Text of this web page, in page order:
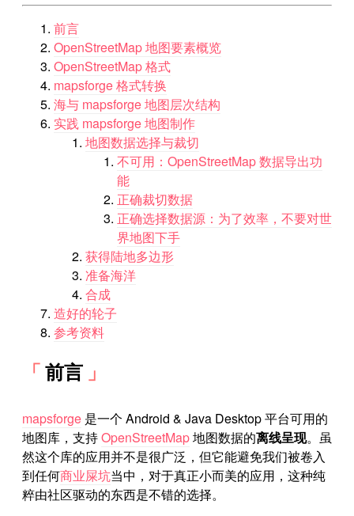
前言
OpenStreetMap 地图要素概览
OpenStreetMap 格式
mapsforge 格式转换
海与 mapsforge 地图层次结构
实践 mapsforge 地图制作
地图数据选择与裁切
不可用：OpenStreetMap 数据导出功
能
正确裁切数据
正确选择数据源：为了效率，不要对世
界地图下手
获得陆地多边形
准备海洋
合成
造好的轮子
参考资料
前言
mapsforge 是一个 Android & Java Desktop 平台可用的
地图库，支持OpenStreetMap地图数据的离线呈现。虽
然这个库的应用并不是很广泛，但它能避免我们被卷入
到任何商业屎坑当中，对于真正小而美的应用，这种纯
粹由社区驱动的东西是不错的选择。